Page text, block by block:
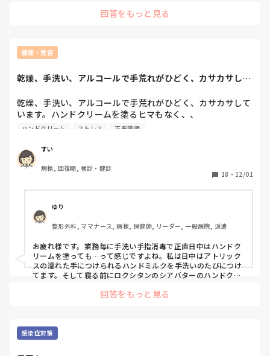
回答をもっと見る
健康・美容
乾燥、手洗い、アルコールで手荒れがひどく、カサカサして
乾燥、手洗い、アルコールで手荒れがひどく、カサカサして
います。ハンドクリームを塗るヒマもなく、、
皆さんは、どんなハンドクリームを使用していますか？ま
い。
ハンドクリーム ストレス 正看護師
すい
病棟, 回復期, 検診・健診
18 ・ 12/01
ゆり
整形外科, ママナース, 病棟, 保健師, リーダー, 一般病院, 派遣
お疲れ様です。業務毎に手洗い手指消毒で正直日中はハンドク
リームを塗っても…って感じですよね。私は日中はアトリック
スの濡れた手につけられるハンドミルクを手洗いのたびにつけ
てます。そして寝る前にロクシタンのシアバターのハンドクリ
すがこれでだいぶ改善されました。少しでも参考になれば幸い
回答をもっと見る
感染症対策